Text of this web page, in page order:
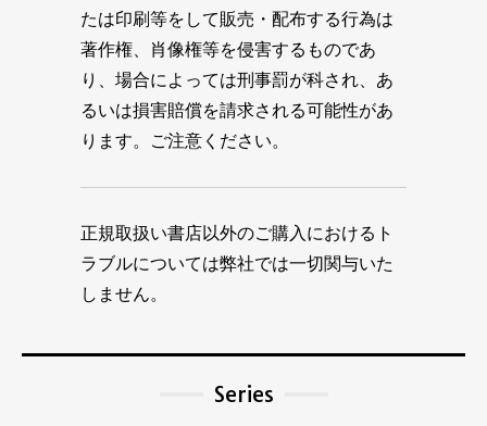
たは印刷等をして販売・配布する行為は
著作権、肖像権等を侵害するものであ
り、場合によっては刑事罰が科され、あ
るいは損害賠償を請求される可能性があ
ります。ご注意ください。
正規取扱い書店以外のご購入におけるト
ラブルについては弊社では一切関与いた
しません。
Series